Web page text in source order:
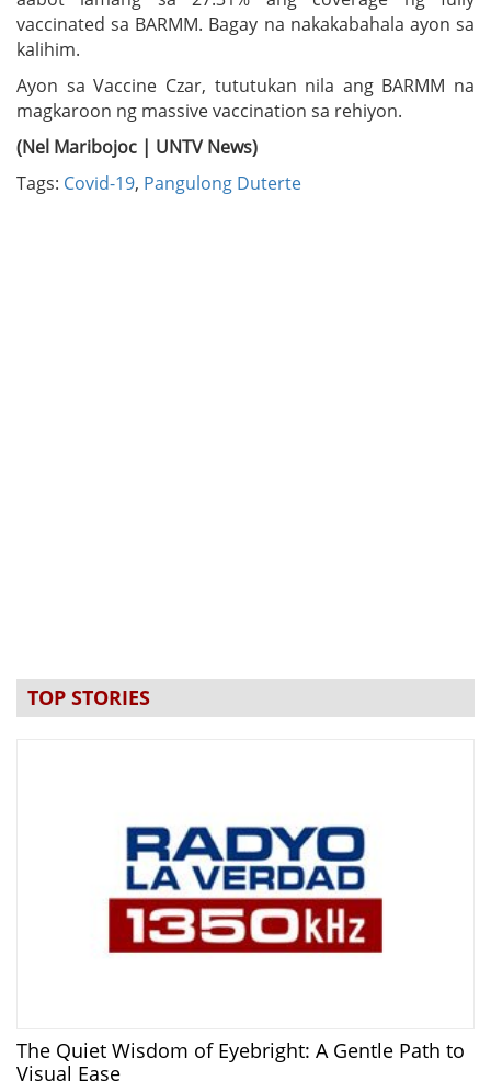
vaccinated sa BARMM. Bagay na nakakabahala ayon sa
kalihim.
Ayon sa Vaccine Czar, tututukan nila ang BARMM na
magkaroon ng massive vaccination sa rehiyon.
(Nel Maribojoc | UNTV News)
Tags: Covid-19, Pangulong Duterte
TOP STORIES
The Quiet Wisdom of Eyebright: A Gentle Path to
Visual Ease